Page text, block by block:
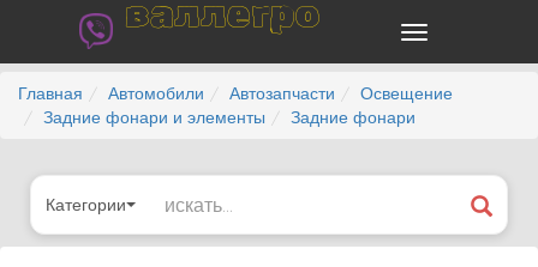
валлегро
Главная Автомобили Автозапчасти
Освещение
Задние фонари и элементы
Задние фонари
Категории